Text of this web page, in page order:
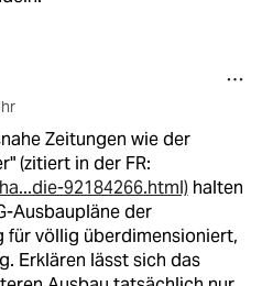
Zeitungen wie der
(zitiert in der FR:
92184266.html)halten
Ausbaupläne der
für völlig überdimensioniert,
Erklären lässt sich das